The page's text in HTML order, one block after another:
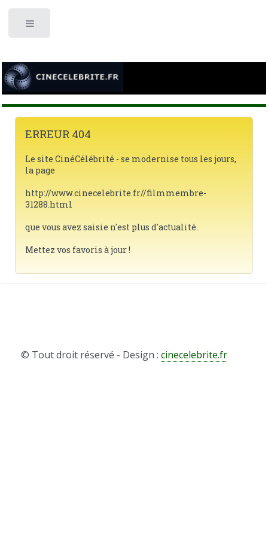
ERREUR 404
Le site CinéCélébrité - se modernise tous les jours,
la page
http://www.cinecelebrite.fr//filmmembre-
31288.html
que vous avez saisie n'est plus d'actualité.
Mettez vos favoris à jour !
© Tout droit réservé - Design :cinecelebrite.fr